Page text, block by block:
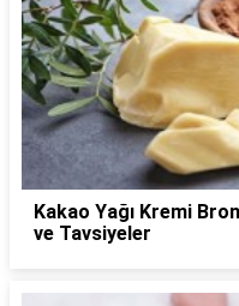
Kakao Yağı Kremi
ve Tavsiyeler